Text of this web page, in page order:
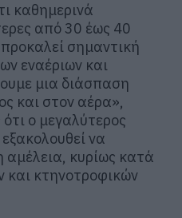
καθημερινά
από 30 έως 40
σημαντική
εναέριων και
μια διάσπαση
και στον αέρα»,
ο μεγαλύτερος
να
αμέλεια, κυρίως κατά
και κτηνοτροφικών